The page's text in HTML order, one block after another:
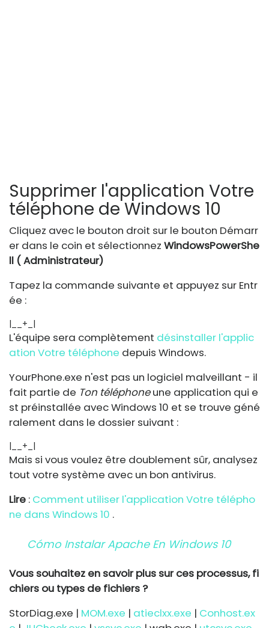
Supprimer l'application Votre
téléphone de Windows 10
Cliquez avec le bouton droit sur le bouton Démarr
er dans le coin et sélectionnez WindowsPowerShe
ll (Administrateur)
Tapez la commande suivante et appuyez sur Entr
ée :
|__+_|
L'équipe sera complètement désinstaller l'applic
ation Votre téléphone depuis Windows.
YourPhone.exe n'est pas un logiciel malveillant - il
fait partie de Ton téléphoneune application qui e
st préinstallée avec Windows 10 et se trouve géné
ralement dans le dossier suivant :
|__+_|
Mais si vous voulez être doublement sûr, analysez
tout votre système avec un bon antivirus.
Lire : Comment utiliser l'application Votre télépho
ne dans Windows 10 .
Cómo Instalar Apache En Windows 10
Vous souhaitez en savoir plus sur ces processus, fi
chiers ou types de fichiers ?
StorDiag.exe | MOM.exe | atieclxx.exe | Conhost.ex